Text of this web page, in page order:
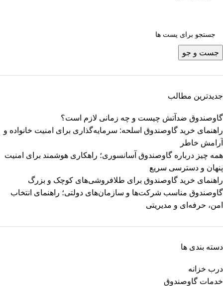
جست و جو
جدیدترین مطالب
گاوصندوق ضدآتش چیست و چه زمانی لازم است؟
راهنمای خرید گاوصندوق اسلحه: سرمایه‌گذاری برای امنیت خانواده و
آرامش خاطر
همه چیز درباره گاوصندوق آسانسوری؛ راهکاری هوشمند برای امنیت
پنهان و دسترسی سریع
راهنمای خرید گاوصندوق برای طلافروشی‌های کوچک و بزرگ
گاوصندوق مناسب شرکت‌ها و سازمان‌های دولتی؛ راهنمای انتخاب
امن، حرفه‌ای و مدیریتی
دسته بندی ها
درب خزانه
خدمات گاوصندوق